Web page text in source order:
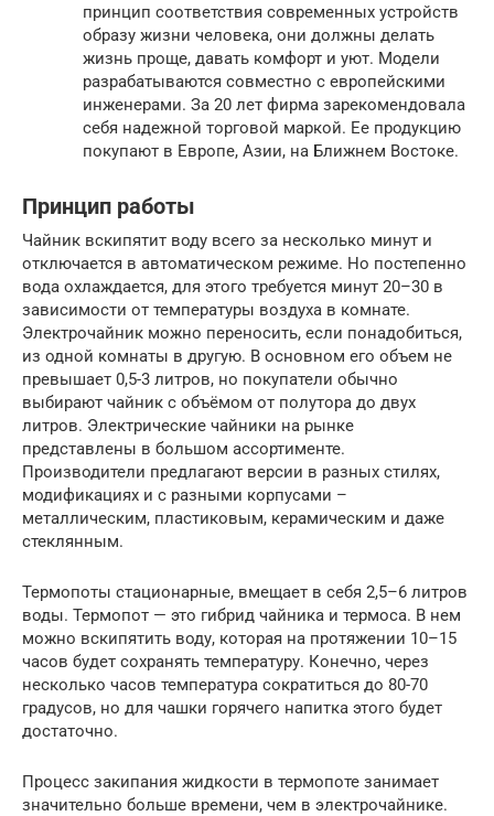
принцип соответствия современных устройств
образу жизни человека, они должны делать
жизнь проще, давать комфорт и уют. Модели
разрабатываются совместно с европейскими
инженерами. За 20 лет фирма зарекомендовала
себя надежной торговой маркой. Ее продукцию
покупают в Европе, Азии, на Ближнем Востоке.
Принцип работы
Чайник вскипятит воду всего за несколько минут и
отключается в автоматическом режиме. Но постепенно
вода охлаждается, для этого требуется минут 20–30 в
зависимости от температуры воздуха в комнате.
Электрочайник можно переносить, если понадобиться,
из одной комнаты в другую. В основном его объем не
превышает 0,5-3 литров, но покупатели обычно
выбирают чайник с объёмом от полутора до двух
литров. Электрические чайники на рынке
представлены в большом ассортименте.
Производители предлагают версии в разных стилях,
модификациях и с разными корпусами –
металлическим, пластиковым, керамическим и даже
стеклянным.
Термопоты стационарные, вмещает в себя 2,5–6 литров
воды. Термопот — это гибрид чайника и термоса. В нем
можно вскипятить воду, которая на протяжении 10–15
часов будет сохранять температуру. Конечно, через
несколько часов температура сократиться до 80-70
градусов, но для чашки горячего напитка этого будет
достаточно.
Процесс закипания жидкости в термопоте занимает
значительно больше времени, чем в электрочайнике.